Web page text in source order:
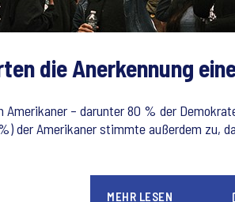
die Anerkennung
– darunter 80 % der
der Amerikaner stimmte außerdem zu,
MEHR LESEN